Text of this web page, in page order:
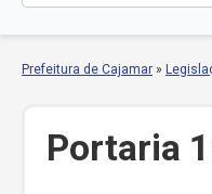
Prefeitura de Cajamar »
Portaria